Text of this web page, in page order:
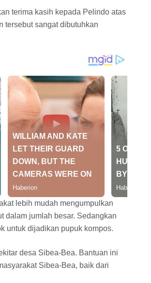
terima kasih kepada Pelindo atas
tersebut sangat dibutuhkan
lebih mudah mengumpulkan
dalam jumlah besar. Sedangkan
untuk dijadikan pupuk kompos.
desa Sibea-Bea. Bantuan ini
Sibea-Bea, baik dari